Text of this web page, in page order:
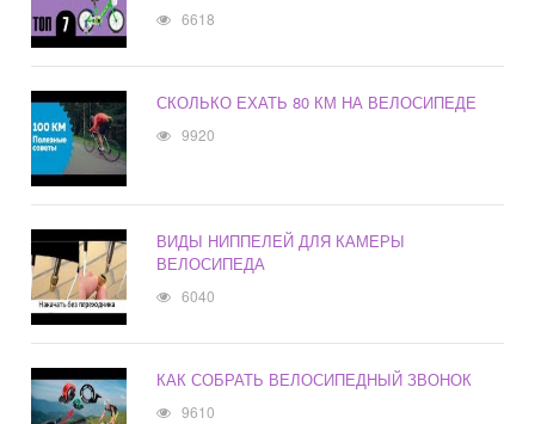
6618
СКОЛЬКО ЕХАТЬ 80 КМ НА ВЕЛОСИПЕДЕ
9920
ВИДЫ НИППЕЛЕЙ ДЛЯ КАМЕРЫ
ВЕЛОСИПЕДА
6040
КАК СОБРАТЬ ВЕЛОСИПЕДНЫЙ ЗВОНОК
9610